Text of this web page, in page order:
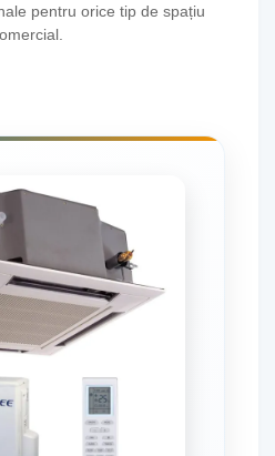
pentru orice tip de spațiu